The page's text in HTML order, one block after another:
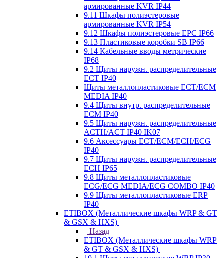
армированные KVR IP44
9.11 Шкафы полиэстеровые
армированные KVR IP54
9.12 Шкафы полиэстеровые EPC IP66
9.13 Пластиковые коробки SB IP66
9.14 Кабельные вводы метрические
IP68
9.2 Щиты наружн. распределительные
ECT IP40
Щиты металлопластиковые ECT/ECM
MEDIA IP40
9.4 Щиты внутр. распределительные
ECМ IP40
9.5 Щиты наружн. распределительные
ACTH/ACT IP40 IK07
9.6 Аксессуары ECT/ECM/ECH/ECG
IP40
9.7 Щиты наружн. распределительные
ECH IP65
9.8 Щиты металлопластиковые
ECG/ECG MEDIA/ECG COMBO IP40
9.9 Щиты металлопластиковые ERP
IP40
ETIBOX (Металлические шкафы WRP & GT
& GSX & HXS)
Назад
ETIBOX (Металлические шкафы WRP
& GT & GSX & HXS)